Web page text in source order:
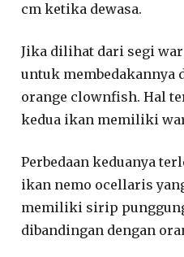
cm ketika dewasa.
Jika dilihat dari segi
untuk membedakannya
orange clownfish. Hal
kedua ikan memiliki
Perbedaan keduanya
ikan nemo ocellaris
memiliki sirip
dibandingan dengan